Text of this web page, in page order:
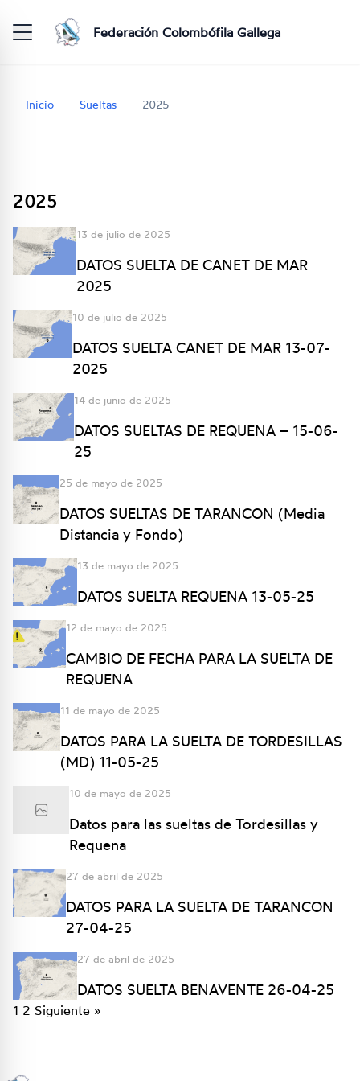
Federación Colombófila Gallega
Inicio Sueltas 2025
2025
13 de julio de 2025
DATOS SUELTA DE CANET DE MAR
2025
10 de julio de 2025
DATOS SUELTA CANET DE MAR 13-07-
2025
14 de junio de 2025
DATOS SUELTAS DE REQUENA – 15-06-
25
25 de mayo de 2025
DATOS SUELTAS DE TARANCON (Media
Distancia y Fondo)
13 de mayo de 2025
DATOS SUELTA REQUENA 13-05-25
12 de mayo de 2025
CAMBIO DE FECHA PARA LA SUELTA DE
REQUENA
11 de mayo de 2025
DATOS PARA LA SUELTA DE TORDESILLAS
(MD) 11-05-25
10 de mayo de 2025
Datos para las sueltas de Tordesillas y
Requena
27 de abril de 2025
DATOS PARA LA SUELTA DE TARANCON
27-04-25
27 de abril de 2025
DATOS SUELTA BENAVENTE 26-04-25
1 2 Siguiente »